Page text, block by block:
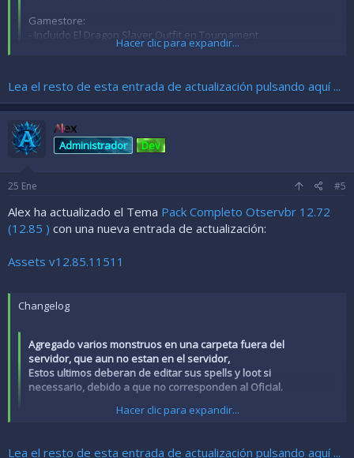
Gamestore:
- Incluido El Dragon Slayer Outfit en Tournament
- Incluido el Moth Cape Outfit
- Incluido el Dragon Knight Outfit
- Incluido el Arbalester Outfit
- Incluido el Ghost Blade Outfit
Hacer clic para expandir...
Ver archivo adjunto 1854
Hacer clic para expandir...
Lea el resto de esta entrada de actualización pulsando aquí ...
Alex
Administrador Dev
25 Ene #5
Alex ha actualizado el Tema Pack Completo Otservbr 12.72
(12.85 ) con una nueva entrada de actualización:
Assets v12.85.11511
Changelog
Agregado varios monstruos en una carpeta fuera del
servidor, que aun no estan en el servidor,
Estos ultimos deberan de editar sus spells y loot si
necessario, debido a que no corresponden al Oficial.
Hacer clic para expandir...
Hacer clic para expandir...
Lea el resto de esta entrada de actualización pulsando aquí ...